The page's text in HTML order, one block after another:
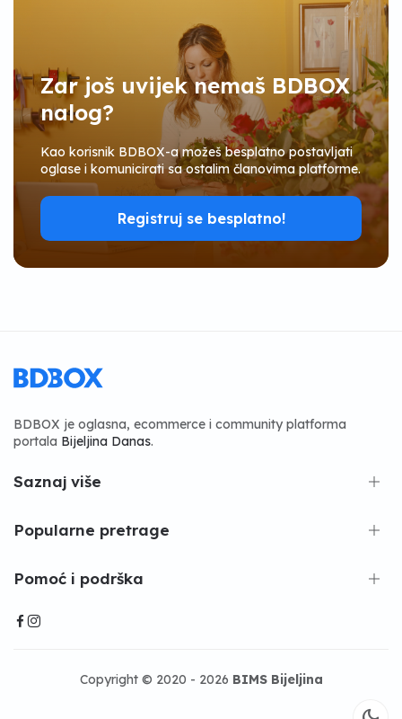
Zar još uvijek nemaš BDBOX
nalog?
Kao korisnik BDBOX-a možeš besplatno postavljati
oglase i komunicirati sa ostalim članovima platforme.
Registruj se besplatno!
BDBOX je oglasna, ecommerce i community platforma
portala Bijeljina Danas.
Saznaj više
Popularne pretrage
Pomoć i podrška
Copyright © 2020 - 2026 BIMS Bijeljina